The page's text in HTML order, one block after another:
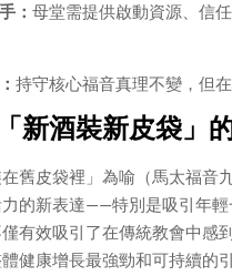
：母堂需提供啟動資源、信
持守核心福音真理不變，但
新酒裝新皮袋」
舊皮袋裡」為喻（馬太福音
的新表達——特別是吸引年
有效吸引了在傳統教會中感
健康增長最強勁和可持續的